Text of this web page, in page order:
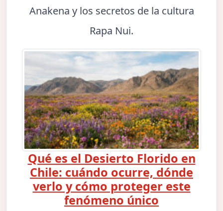
Anakena y los secretos de la cultura
Rapa Nui.
Qué es el Desierto Florido en
Chile: cuándo ocurre, dónde
verlo y cómo proteger este
fenómeno único